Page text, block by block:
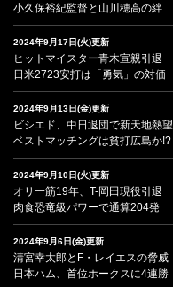
小久保裕紀監督と山川穂高の絆
2024年9月17日(火)更新
ヒットマイスター青木宣親引退
日米2723安打は「勇気」の対価
2024年9月13日(金)更新
ビシエド、中日退団で新天地熱望
ベストマッチングは貧打広島か!?
2024年9月10日(火)更新
オリ一筋19年、T-岡田現役引退
肉食恐竜級パワーで通算204発
2024年9月6日(金)更新
清宮幸太郎とF・レイエスの脅威
日本ハム、首位ホークスに4連勝